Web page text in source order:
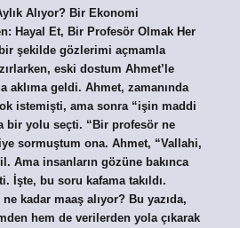
Alıyor? Bir Ekonomi
Hayal Et, Bir Profesör Olmak Her
şekilde gözlerimi açmamla
eski dostum Ahmet’le
aklıma geldi. Ahmet, zamanında
istemişti, ama sonra “işin maddi
bir yolu seçti. “Bir profesör ne
sormuştum ona. Ahmet, “Vallahi,
Ama insanların gözüne bakınca
İşte, bu soru kafama takıldı.
kadar maaş alıyor? Bu yazıda,
hem de verilerden yola çıkarak